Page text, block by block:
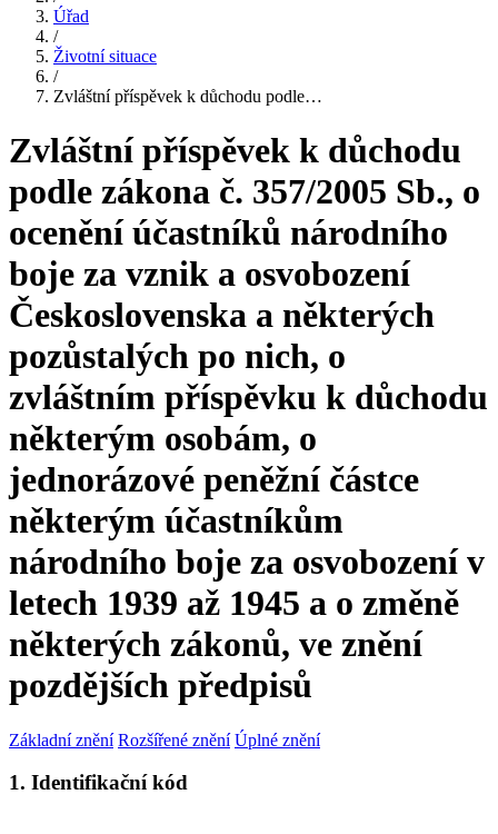
Úřad
/
Životní situace
/
Zvláštní příspěvek k důchodu podle…
Zvláštní příspěvek k důchodu
podle zákona č. 357/2005 Sb., o
ocenění účastníků národního
boje za vznik a osvobození
Československa a některých
pozůstalých po nich, o
zvláštním příspěvku k důchodu
některým osobám, o
jednorázové peněžní částce
některým účastníkům
národního boje za osvobození v
letech 1939 až 1945 a o změně
některých zákonů, ve znění
pozdějších předpisů
Základní znění Rozšířené znění Úplné znění
1. Identifikační kód